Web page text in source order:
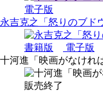
電子版
永吉克之「怒りのブド
書籍版
電子版
十河進「映画がなけれ
販売終了